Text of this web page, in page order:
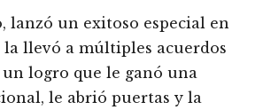
lanzó un exitoso especial en
la llevó a múltiples acuerdos
logro que le ganó una
le abrió puertas y la